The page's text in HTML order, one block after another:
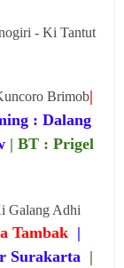
- Ki Tantut
Brimob|
: Dalang
| BT : Prigel
Galang Adhi
Tambak |
Surakarta |